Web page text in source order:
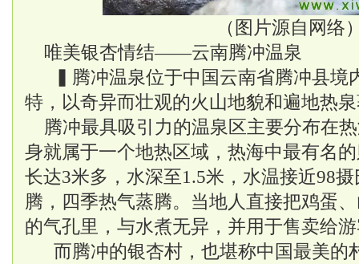
（图片源自网络
唯美银杏情结——云南腾冲温泉
▍腾冲温泉位于中国云南省腾冲县境
特，以奇异而壮观的火山地貌和遍地热
腾冲最具吸引力的温泉区主要分布在
身就属于一个地热区域，热海中最有名
长达3米多，水深至1.5米，水温接近98
腾，四季热气蒸腾。当地人直接把鸡蛋
的气孔里，与水煮无异，并用于售卖给
而腾冲的银杏村，也堪称中国最美的